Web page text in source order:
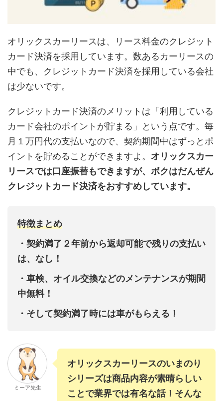
オリックスカーリースは、リース料金のクレジット
カード決済を採用しています。数あるカーリースの
中でも、クレジットカード決済を採用している会社
は少ないです。
クレジットカード決済のメリットは「利用している
カード会社のポイントが貯まる」という点です。毎
月１万円代の支払いなので、契約期間中はずっとポ
イントを貯めることができますよ。 オリックスカー
リースでは口座振替もできますが、ボクはだんぜん
クレジットカード決済をおすすめしています。
特徴まとめ
・契約満了２年前から返却可能で残りの支払い
は、なし！
・車検、オイル交換などのメンテナンスが期間
中無料！
・そして契約満了時には車がもらえる！
ミーア先生
オリックスカーリースのいまのり
シリーズは商品内容が素晴らしい
ことで業界では有名な話！そんな